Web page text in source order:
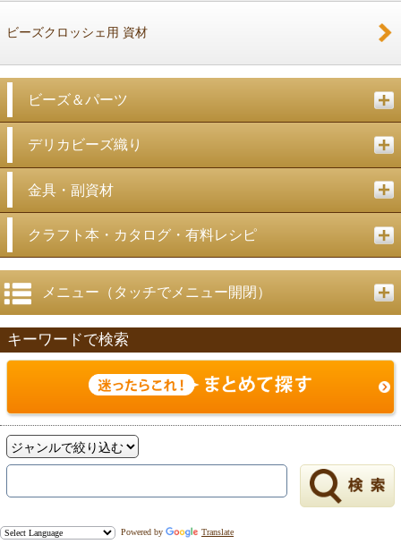
ビーズクロッシェ用 資材
ビーズ＆パーツ
デリカビーズ織り
金具・副資材
クラフト本・カタログ・有料レシピ
メニュー（タッチでメニュー開閉）
キーワードで検索
Powered by Translate